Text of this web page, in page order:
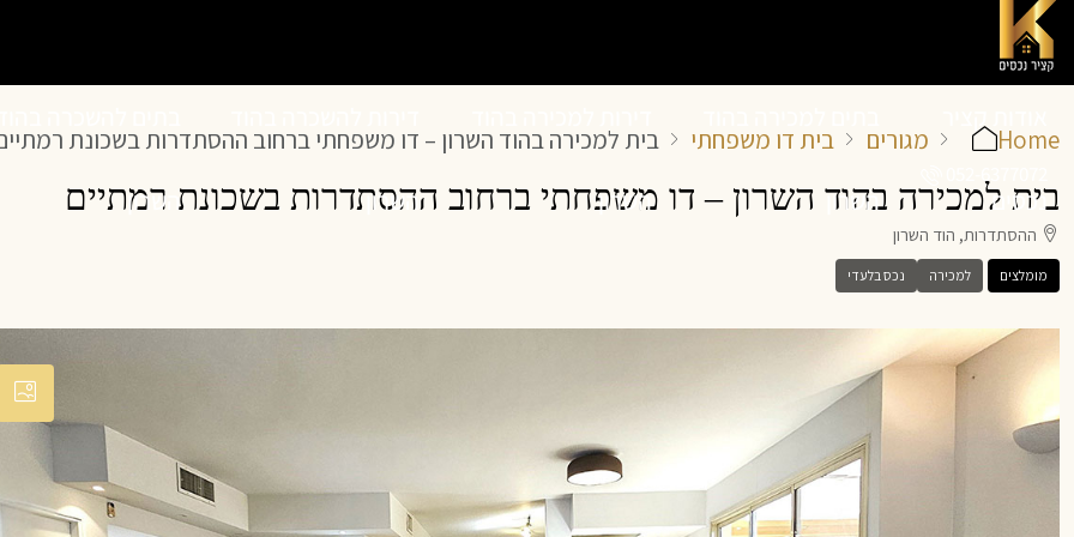
נכסים השרון השרון השרון השרון
Home מגורים בית דו משפחתי בית למכירה בהוד השרון – דו משפחתי ברחוב ההסתדרות בשכונת
בית למכירה בהוד השרון – דו משפחתי ברחוב ההסתדרות בשכונת רמתיים
ההסתדרות, הוד השרון
מומלצים למכירה נכס בלעדי